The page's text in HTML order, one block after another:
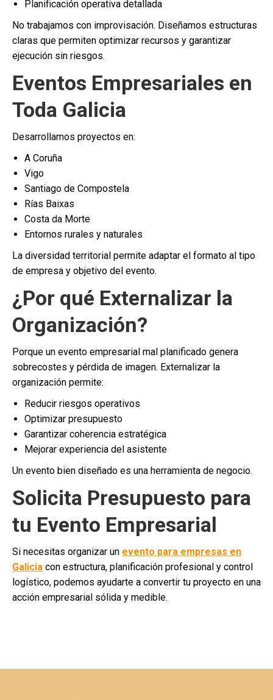
Planificación operativa detallada
No trabajamos con improvisación. Diseñamos estructuras
claras que permiten optimizar recursos y garantizar
ejecución sin riesgos.
Eventos Empresariales en
Toda Galicia
Desarrollamos proyectos en:
A Coruña
Vigo
Santiago de Compostela
Rías Baixas
Costa da Morte
Entornos rurales y naturales
La diversidad territorial permite adaptar el formato al tipo
de empresa y objetivo del evento.
¿Por qué Externalizar la
Organización?
Porque un evento empresarial mal planificado genera
sobrecostes y pérdida de imagen. Externalizar la
organización permite:
Reducir riesgos operativos
Optimizar presupuesto
Garantizar coherencia estratégica
Mejorar experiencia del asistente
Un evento bien diseñado es una herramienta de negocio.
Solicita Presupuesto para
tu Evento Empresarial
Si necesitas organizar un evento para empresas en
Galicia con estructura, planificación profesional y control
logístico, podemos ayudarte a convertir tu proyecto en una
acción empresarial sólida y medible.